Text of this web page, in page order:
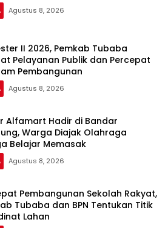
Agustus 8, 2026
II 2026, Pemkab Tubaba
Pelayanan Publik dan Percepat
Pembangunan
Agustus 8, 2026
Alfamart Hadir di Bandar
Warga Diajak Olahraga
Belajar Memasak
Agustus 8, 2026
Pembangunan Sekolah Rakyat,
Tubaba dan BPN Tentukan Titik
Lahan